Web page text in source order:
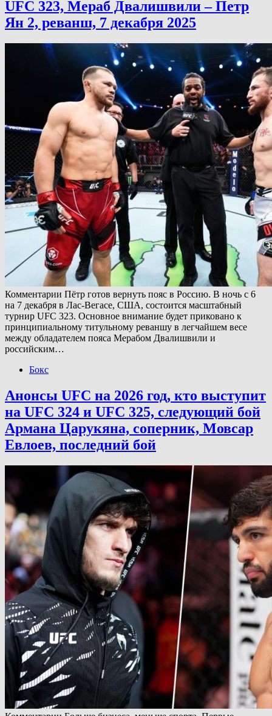
UFC 323, Мераб Двалишвили – Петр
Ян 2, реванш, 7 декабря 2025
Комментарии Пётр готов вернуть пояс в Россию. В ночь с 6
на 7 декабря в Лас-Вегасе, США, состоится масштабный
турнир UFC 323. Основное внимание будет приковано к
принципиальному титульному реваншу в легчайшем весе
между обладателем пояса Мерабом Двалишвили и
российским…
Бокс
Анонсы UFC на 2026 год, кто выступит
на UFC 324 и UFC 325, следующий бой
Армана Царукяна, соперник, Мовсар
Евлоев, последний бой